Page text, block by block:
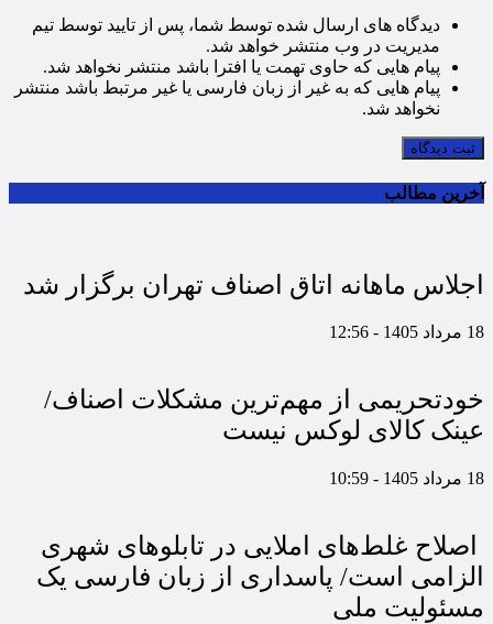
دیدگاه های ارسال شده توسط شما، پس از تایید توسط تیم
مدیریت در وب منتشر خواهد شد.
پیام هایی که حاوی تهمت یا افترا باشد منتشر نخواهد شد.
پیام هایی که به غیر از زبان فارسی یا غیر مرتبط باشد منتشر
نخواهد شد.
ثبت دیدگاه
آخرین مطالب
اجلاس ماهانه اتاق اصناف تهران برگزار شد
18 مرداد 1405 - 12:56
خودتحریمی از مهم‌ترین مشکلات اصناف/
عینک کالای لوکس نیست
18 مرداد 1405 - 10:59
اصلاح غلط‌های املایی در تابلوهای شهری
الزامی است/ پاسداری از زبان فارسی یک
مسئولیت ملی